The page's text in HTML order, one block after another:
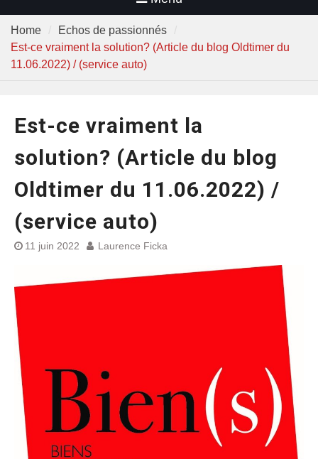
Home
Echos de passionnés
Est-ce vraiment la solution? (Article du blog Oldtimer du
11.06.2022) / (service auto)
Est-ce vraiment la
solution? (Article du blog
Oldtimer du 11.06.2022) /
(service auto)
11 juin 2022 Laurence Ficka